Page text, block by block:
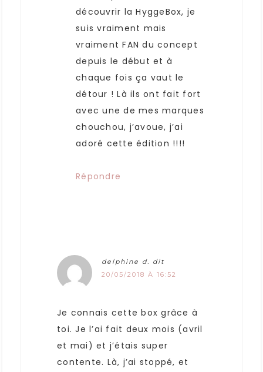
découvrir la HyggeBox, je
suis vraiment mais
vraiment FAN du concept
depuis le début et à
chaque fois ça vaut le
détour ! Là ils ont fait fort
avec une de mes marques
chouchou, j’avoue, j’ai
adoré cette édition !!!!
Répondre
delphine d. dit
20/05/2018 À 16:52
Je connais cette box grâce à
toi. Je l’ai fait deux mois (avril
et mai) et j’étais super
contente. Là, j’ai stoppé, et